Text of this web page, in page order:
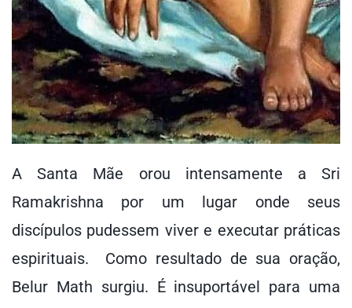
A Santa Mãe orou intensamente a Sri
Ramakrishna por um lugar onde seus
discípulos pudessem viver e executar práticas
espirituais. Como resultado de sua oração,
Belur Math surgiu. É insuportável para uma